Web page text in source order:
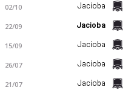
02/10 Jacioba
22/09 Jacioba
15/09 Jacioba
26/07 Jacioba
21/07 Jacioba